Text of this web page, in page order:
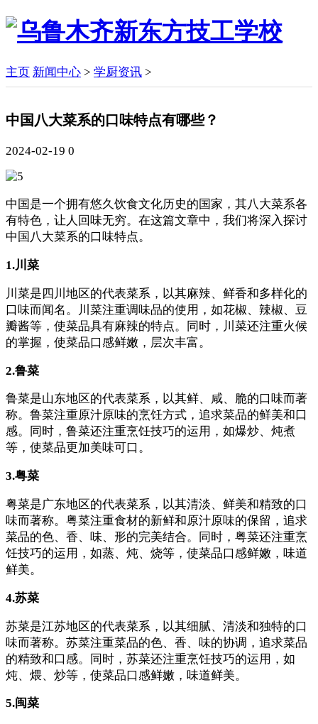
主页 新闻中心 > 学厨资讯 >
中国八大菜系的口味特点有哪些？
2024-02-19 0
中国是一个拥有悠久饮食文化历史的国家，其八大菜系各
有特色，让人回味无穷。在这篇文章中，我们将深入探讨
中国八大菜系的口味特点。
1.川菜
川菜是四川地区的代表菜系，以其麻辣、鲜香和多样化的
口味而闻名。川菜注重调味品的使用，如花椒、辣椒、豆
瓣酱等，使菜品具有麻辣的特点。同时，川菜还注重火候
的掌握，使菜品口感鲜嫩，层次丰富。
2.鲁菜
鲁菜是山东地区的代表菜系，以其鲜、咸、脆的口味而著
称。鲁菜注重原汁原味的烹饪方式，追求菜品的鲜美和口
感。同时，鲁菜还注重烹饪技巧的运用，如爆炒、炖煮
等，使菜品更加美味可口。
3.粤菜
粤菜是广东地区的代表菜系，以其清淡、鲜美和精致的口
味而著称。粤菜注重食材的新鲜和原汁原味的保留，追求
菜品的色、香、味、形的完美结合。同时，粤菜还注重烹
饪技巧的运用，如蒸、炖、烧等，使菜品口感鲜嫩，味道
鲜美。
4.苏菜
苏菜是江苏地区的代表菜系，以其细腻、清淡和独特的口
味而著称。苏菜注重菜品的色、香、味的协调，追求菜品
的精致和口感。同时，苏菜还注重烹饪技巧的运用，如
炖、煨、炒等，使菜品口感鲜嫩，味道鲜美。
5.闽菜